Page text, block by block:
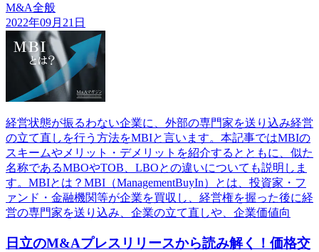
M&A全般
2022年09月21日
経営状態が振るわない企業に、外部の専門家を送り込み経営
の立て直しを行う方法をMBIと言います。本記事ではMBIの
スキームやメリット・デメリットを紹介するとともに、似た
名称であるMBOやTOB、LBOとの違いについても説明しま
す。MBIとは？MBI（ManagementBuyIn）とは、投資家・フ
ァンド・金融機関等が企業を買収し、経営権を握った後に経
営の専門家を送り込み、企業の立て直しや、企業価値向
日立のM&Aプレスリリースから読み解く！価格交